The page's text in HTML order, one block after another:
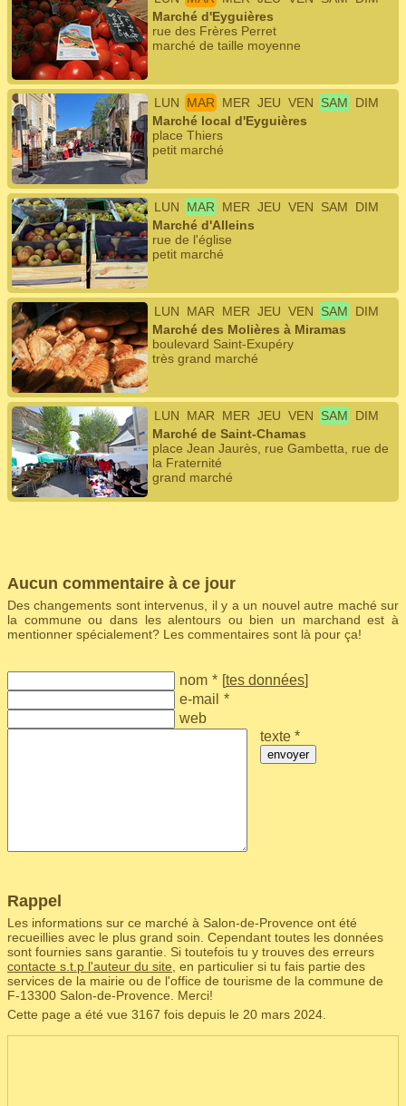
Marché d'Eyguières
rue des Frères Perret
marché de taille moyenne
LUN MAR MER JEU VEN SAM
DIM
Marché local d'Eyguières
place Thiers
petit marché
LUN MAR MER JEU VEN SAM
DIM
Marché d'Alleins
rue de l'église
petit marché
LUN MAR MER JEU VEN SAM
DIM
Marché des Molières à Miramas
boulevard Saint-Exupéry
très grand marché
LUN MAR MER JEU VEN SAM
DIM
Marché de Saint-Chamas
place Jean Jaurès, rue Gambetta, rue de
la Fraternité
grand marché
Aucun commentaire à ce jour
Des changements sont intervenus, il y a un nouvel autre maché sur
la commune ou dans les alentours ou bien un marchand est à
mentionner spécialement? Les commentaires sont là pour ça!
nom * [tes données]
e-mail *
web
texte *
envoyer
Rappel
Les informations sur ce marché à Salon-de-Provence ont été
recueillies avec le plus grand soin. Cependant toutes les données
sont fournies sans garantie. Si toutefois tu y trouves des erreurs
contacte s.t.p l'auteur du site , en particulier si tu fais partie des
services de la mairie ou de l'office de tourisme de la commune de
F‑13300 Salon-de-Provence. Merci!
Cette page a été vue 3167 fois depuis le 20 mars 2024.